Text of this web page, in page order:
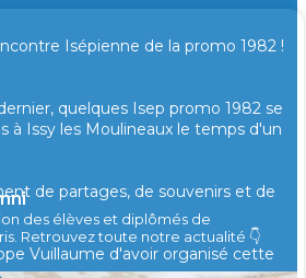
Isépienne de la promo 1982 !
quelques Isep promo 1982 se
à Issy les Moulineaux le temps d'un
de partages, de souvenirs et de
Vuillaume d'avoir organisé cette
des élèves et diplômés de
Retrouvez toute notre actualité 👇